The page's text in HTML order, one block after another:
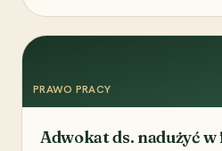
PRAWO PRACY
Adwokat ds. nadużyć